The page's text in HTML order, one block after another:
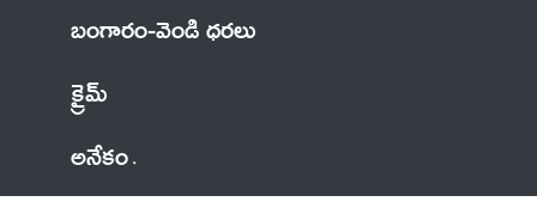
బంగారం-వెండి ధరలు
క్రైమ్
అనేకం